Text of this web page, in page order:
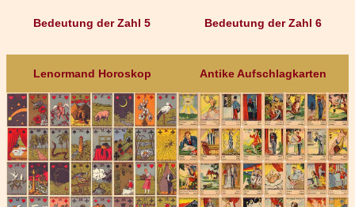
Bedeutung der Zahl 5 Bedeutung der Zahl 6
Lenormand Horoskop Antike Aufschlagkarten